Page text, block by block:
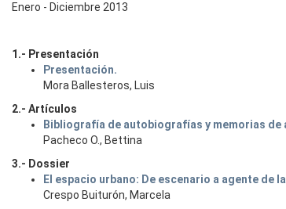
Enero - Diciembre 2013
1.- Presentación
Presentación.
Mora Ballesteros, Luis
2.- Artículos
Bibliografía de autobiografías y memorias de
Pacheco O., Bettina
3.- Dossier
El espacio urbano: De escenario a agente de
Crespo Buiturón, Marcela